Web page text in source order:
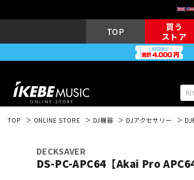
TOP
買う
ストア
TOP ONLINE STORE DJ機器 DJアクセサリー
DECKSAVER
DS-PC-APC64【Akai Pro